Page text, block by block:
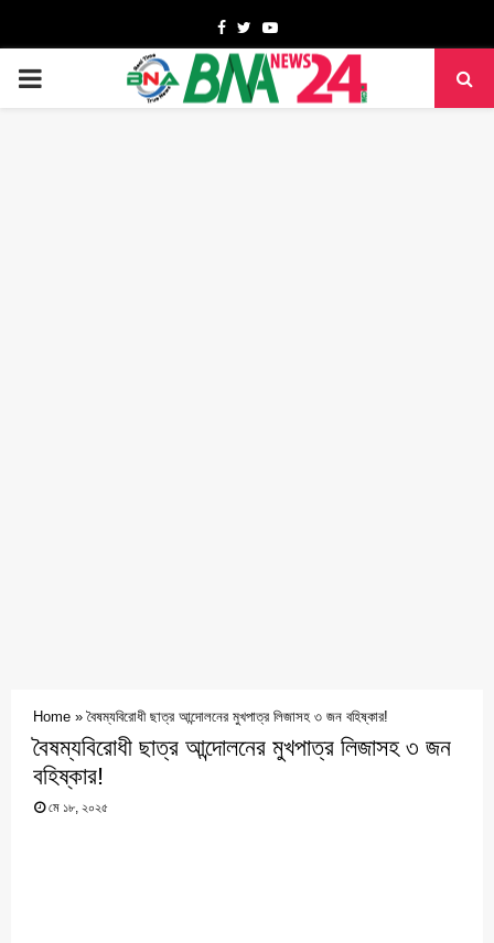
Facebook
TwitterYoutube
PRIMARY
Home »বৈষম্যবিরোধী ছাত্র আন্দোলনের মুখপাত্র লিজাসহ ৩ জন বহিষ্কার!
বৈষম্যবিরোধী ছাত্র আন্দোলনের মুখপাত্র লিজাসহ ৩ জন
বহিষ্কার!
মে ১৮, ২০২৫